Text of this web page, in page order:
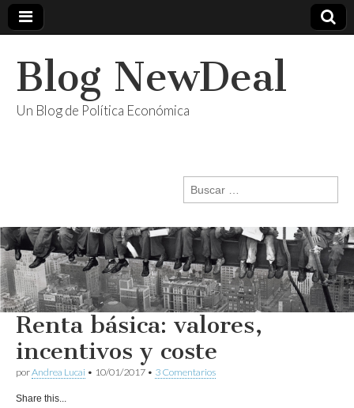
Blog NewDeal
Un Blog de Política Económica
Buscar:
Renta básica: valores,
incentivos y coste
porAndrea Lucai • 10/01/2017 • 3 Comentarios
Share this...